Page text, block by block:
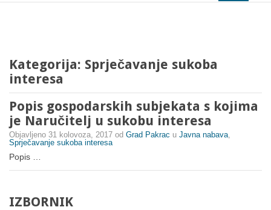
Kategorija: Sprječavanje sukoba
interesa
Popis gospodarskih subjekata s kojima
je Naručitelj u sukobu interesa
Objavljeno 31 kolovoza, 2017 od Grad Pakrac u Javna nabava,
Sprječavanje sukoba interesa
Popis …
IZBORNIK